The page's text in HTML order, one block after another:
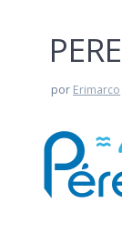
por Erimarco